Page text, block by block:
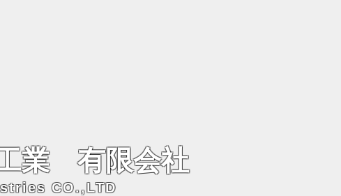
業 有限会社
CO.,LTD